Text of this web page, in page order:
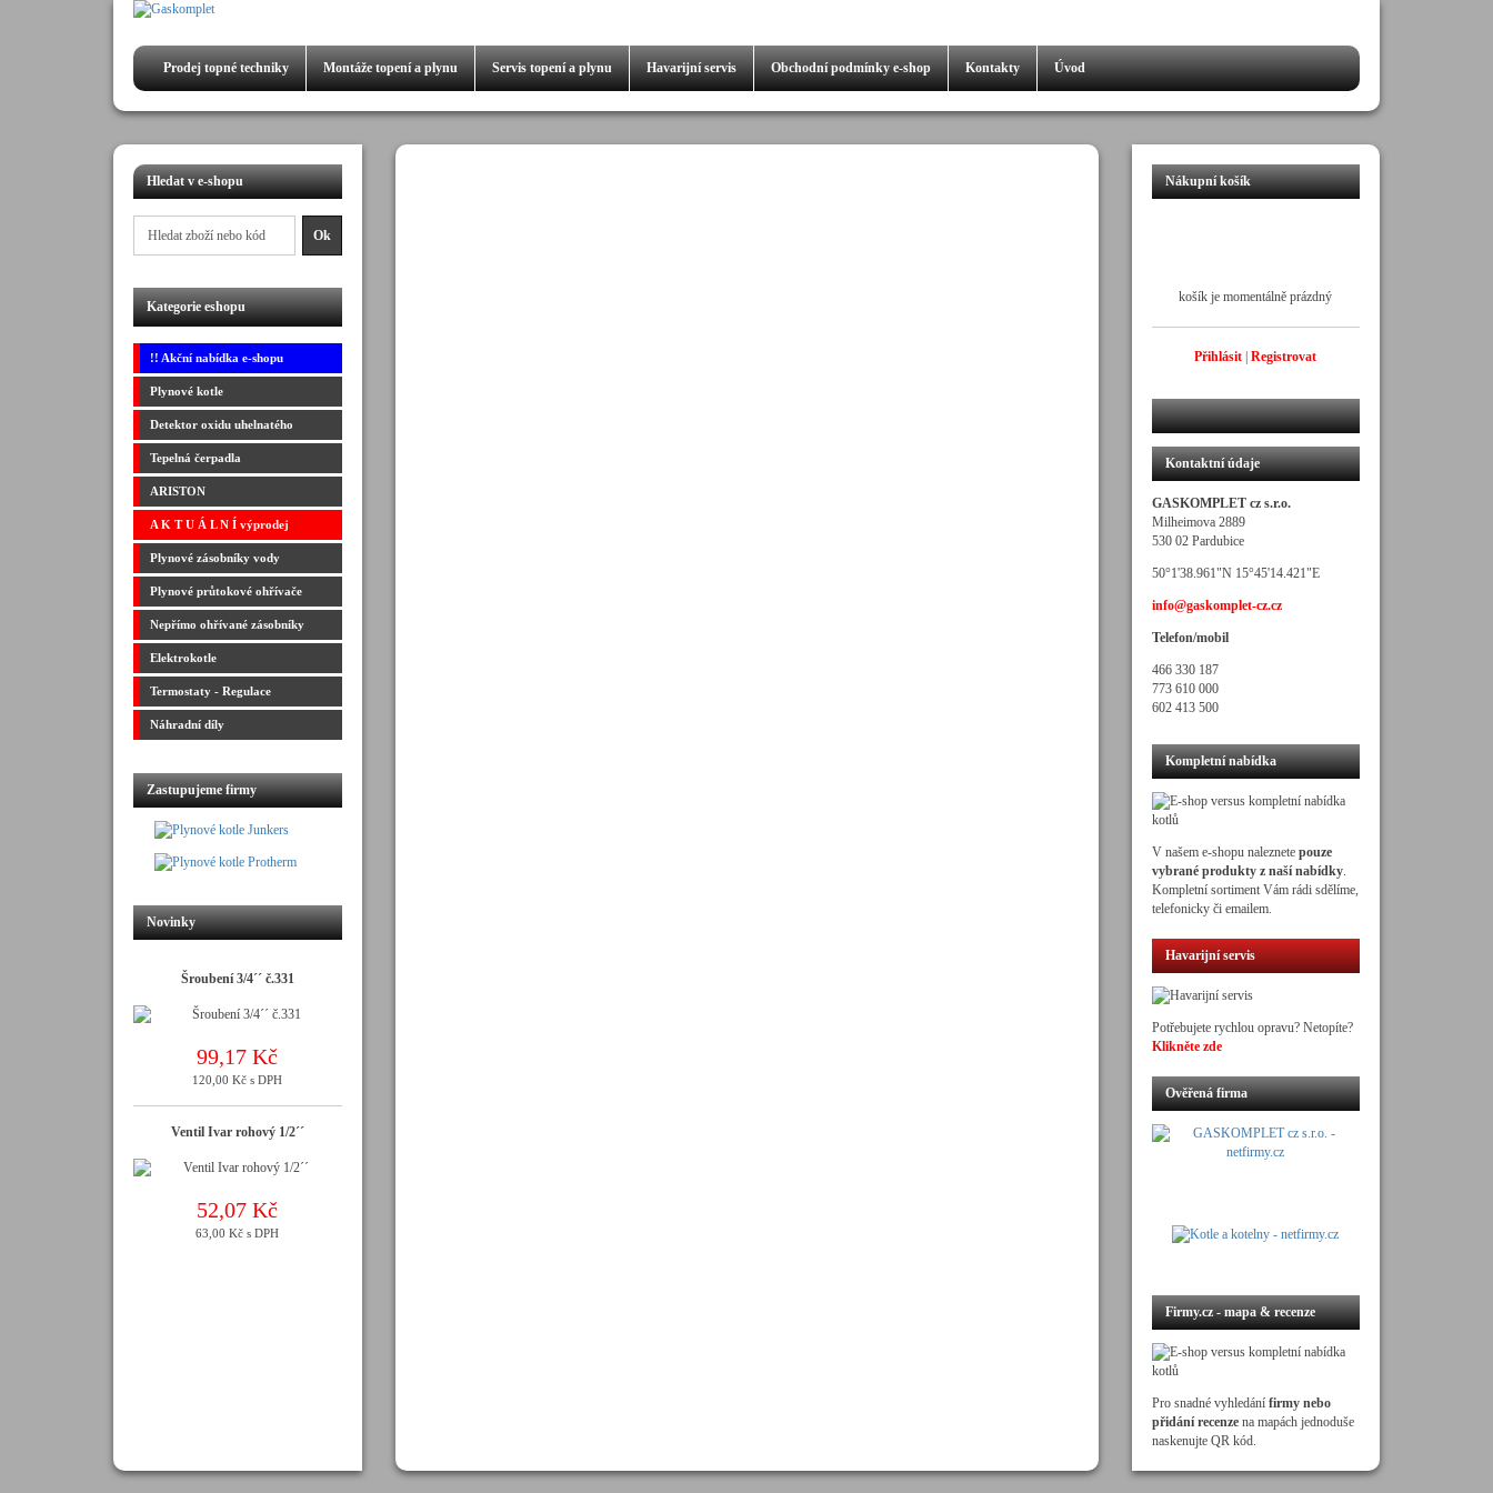
košík je momentálně prázdný
Přihlásit |Registrovat
Prodej topné techniky Montáže topení a plynu Servis topení a plynu Havarijní servis Obchodní podmínky e-shop Kontakty Úvod
Hledat v e-shopu
Kategorie eshopu
!! Akční nabídka e-shopu
Plynové kotle
Detektor oxidu uhelnatého
Tepelná čerpadla
ARISTON
A K T U Á L N Í výprodej
Plynové zásobníky vody
Plynové průtokové ohřívače
Nepřímo ohřívané zásobníky
Elektrokotle
Termostaty - Regulace
Náhradní díly
Zastupujeme firmy
Novinky
Šroubení 3/4´´ č.331
99,17 Kč
120,00 Kč s DPH
Ventil Ivar rohový 1/2´´
52,07 Kč
63,00 Kč s DPH
Nákupní košík
Kontaktní údaje
GASKOMPLET cz s.r.o.
Milheimova 2889
530 02 Pardubice
50°1'38.961"N 15°45'14.421"E
info@gaskomplet-cz.cz
Telefon/mobil
466 330 187
773 610 000
602 413 500
Kompletní nabídka
V našem e-shopu naleznete pouze
vybrané produkty z naší nabídky.
Kompletní sortiment Vám rádi sdělíme,
telefonicky či emailem.
Havarijní servis
Potřebujete rychlou opravu? Netopíte?
Klikněte zde
Ověřená firma
Firmy.cz - mapa & recenze
Pro snadné vyhledání firmy nebo
přidání recenzena mapách jednoduše
naskenujte QR kód.